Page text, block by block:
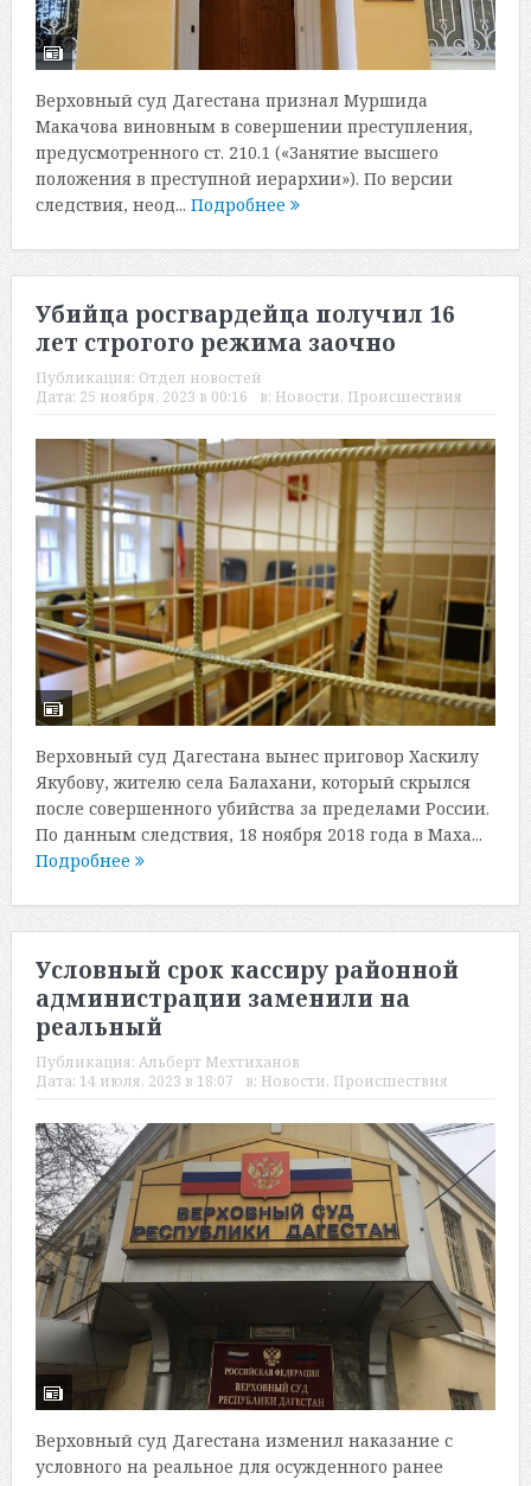
Верховный суд Дагестана признал Муршида
Макачова виновным в совершении преступления,
предусмотренного ст. 210.1 («Занятие высшего
положения в преступной иерархии»). По версии
следствия, неод... Подробнее
Убийца росгвардейца получил 16
лет строгого режима заочно
Публикация: Отдел новостей
Дата: 25 ноября, 2023 в 00:16 в: Новости, Происшествия
Верховный суд Дагестана вынес приговор Хаскилу
Якубову, жителю села Балахани, который скрылся
после совершенного убийства за пределами России.
По данным следствия, 18 ноября 2018 года в Маха...
Подробнее
Условный срок кассиру районной
администрации заменили на
реальный
Публикация: Альберт Мехтиханов
Дата: 14 июля, 2023 в 18:07 в: Новости, Происшествия
Верховный суд Дагестана изменил наказание с
условного на реальное для осужденного ранее